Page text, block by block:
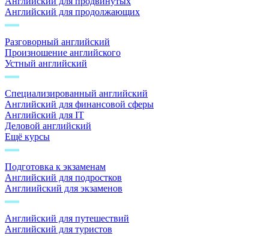
Английский для продолжающих
Разговорный английский
Произношение английского
Устный английский
Специализированный английский
Английский для финансовой сферы
Английский для IT
Деловой английский
Ещё курсы
Подготовка к экзаменам
Английский для подростков
Англиийский для экзаменов
Английский для путешествий
Английский для туристов